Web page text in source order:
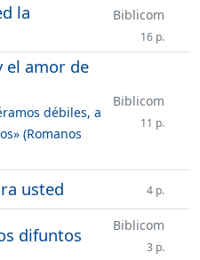
la
Biblicom
16 p.
el amor de
débiles, a
(Romanos
Biblicom
11 p.
usted 4 p.
difuntos Biblicom
3 p.